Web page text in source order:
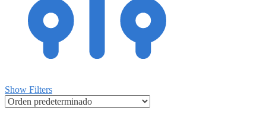
Show Filters